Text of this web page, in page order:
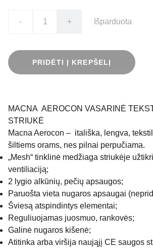
- + Išparduota
PRIDĖTI Į KREPŠELĮ
MACNA AEROCON VASARINĖ
STRIUKĖ
Macna Aerocon – itališka, lengva,
šiltiems orams, nes pilnai perpučiama.
„Mesh“ tinklinė medžiaga striukėje
ventiliaciją;
2 lygio alkūnių, pečių apsaugos;
Paruošta vieta nugaros apsaugai
Šviesą atspindintys elementai;
Reguliuojamas juosmuo, rankovės;
Galinė nugaros kišenė;
Atitinka arba viršija naująjį CE saugos